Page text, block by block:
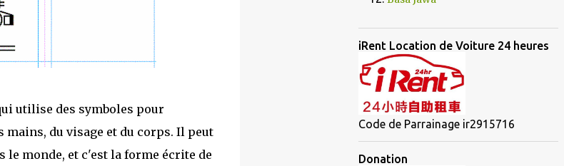
utilise des symboles pour
du visage et du corps. Il peut
monde, et c'est la forme écrite de
iRent Location de Voiture 24 heures
Code de Parrainage ir2915716
Donation